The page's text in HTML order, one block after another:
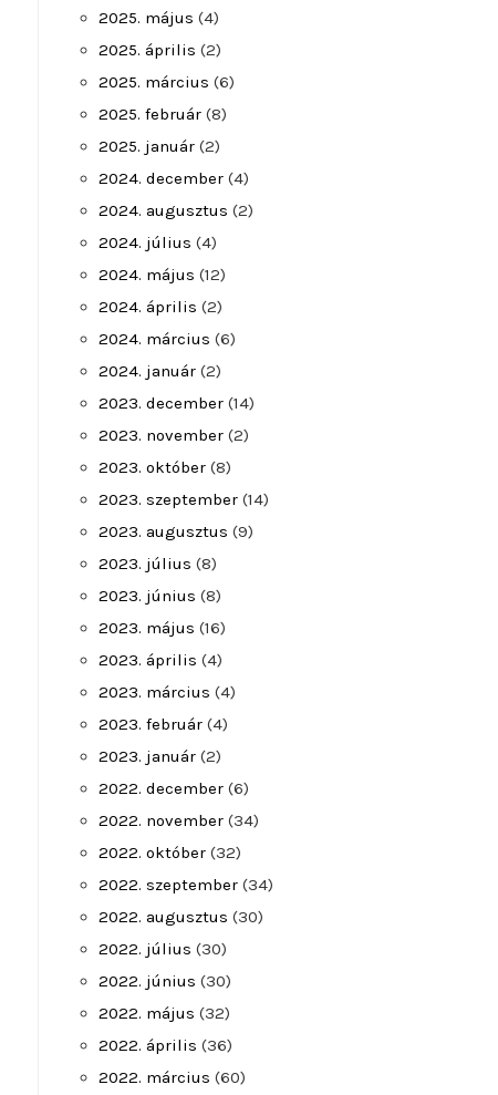
2025. május (4)
2025. április (2)
2025. március (6)
2025. február (8)
2025. január (2)
2024. december (4)
2024. augusztus (2)
2024. július (4)
2024. május (12)
2024. április (2)
2024. március (6)
2024. január (2)
2023. december (14)
2023. november (2)
2023. október (8)
2023. szeptember (14)
2023. augusztus (9)
2023. július (8)
2023. június (8)
2023. május (16)
2023. április (4)
2023. március (4)
2023. február (4)
2023. január (2)
2022. december (6)
2022. november (34)
2022. október (32)
2022. szeptember (34)
2022. augusztus (30)
2022. július (30)
2022. június (30)
2022. május (32)
2022. április (36)
2022. március (60)